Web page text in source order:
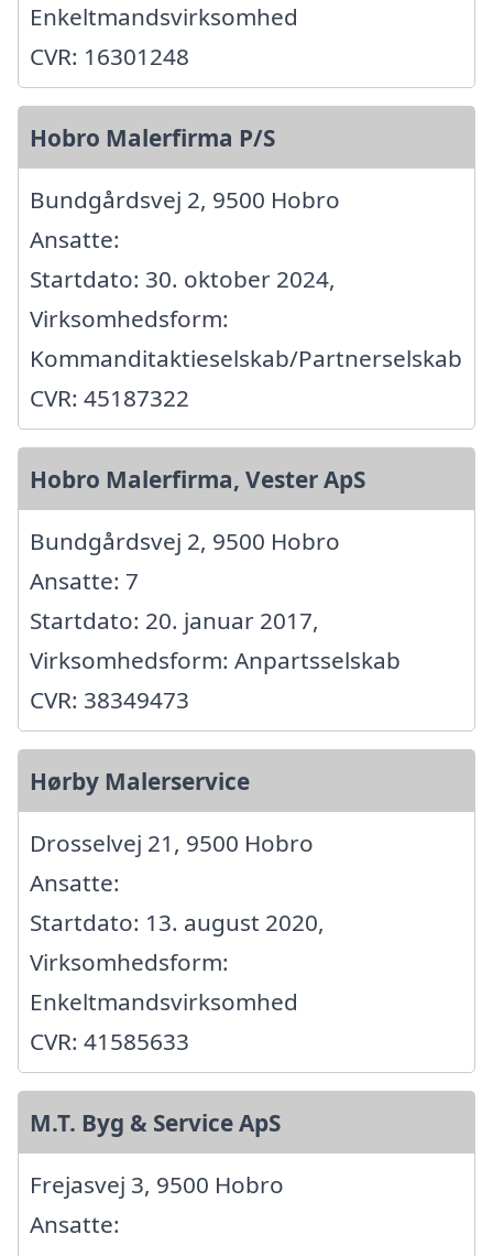
Enkeltmandsvirksomhed
CVR: 16301248
Hobro Malerfirma P/S
Bundgårdsvej 2, 9500 Hobro
Ansatte:
Startdato: 30. oktober 2024,
Virksomhedsform:
Kommanditaktieselskab/Partnerselskab
CVR: 45187322
Hobro Malerfirma, Vester ApS
Bundgårdsvej 2, 9500 Hobro
Ansatte: 7
Startdato: 20. januar 2017,
Virksomhedsform: Anpartsselskab
CVR: 38349473
Hørby Malerservice
Drosselvej 21, 9500 Hobro
Ansatte:
Startdato: 13. august 2020,
Virksomhedsform:
Enkeltmandsvirksomhed
CVR: 41585633
M.T. Byg & Service ApS
Frejasvej 3, 9500 Hobro
Ansatte: